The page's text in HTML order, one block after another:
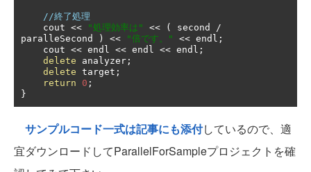
//終了処理
    cout
<< "処理効率は" << ( second
/
paralleSecond
) << "倍です。" << endl ;
    cout
<< endl << endl << endl ;
delete analyzer ;
delete target ;
return
0 ;
}
サンプルコード一式は記事にも添付しているので、適
宜ダウンロードしてParallelForSampleプロジェクトを確